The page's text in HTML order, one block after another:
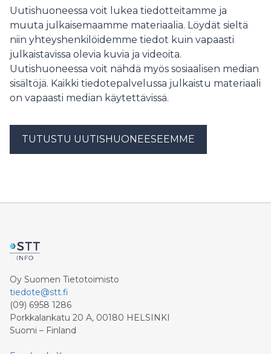
akutsjukvård runt om i Egentliga Finland.
Uutishuoneessa voit lukea tiedotteitamme ja
muuta julkaisemaamme materiaalia. Löydät sieltä
niin yhteyshenkilöidemme tiedot kuin vapaasti
julkaistavissa olevia kuvia ja videoita.
Uutishuoneessa voit nähdä myös sosiaalisen median
sisältöjä. Kaikki tiedotepalvelussa julkaistu materiaali
on vapaasti median käytettävissä.
TUTUSTU UUTISHUONEESEEMME
Oy Suomen Tietotoimisto
tiedote@stt.fi
(09) 6958 1286
Porkkalankatu 20 A, 00180 HELSINKI
Suomi – Finland